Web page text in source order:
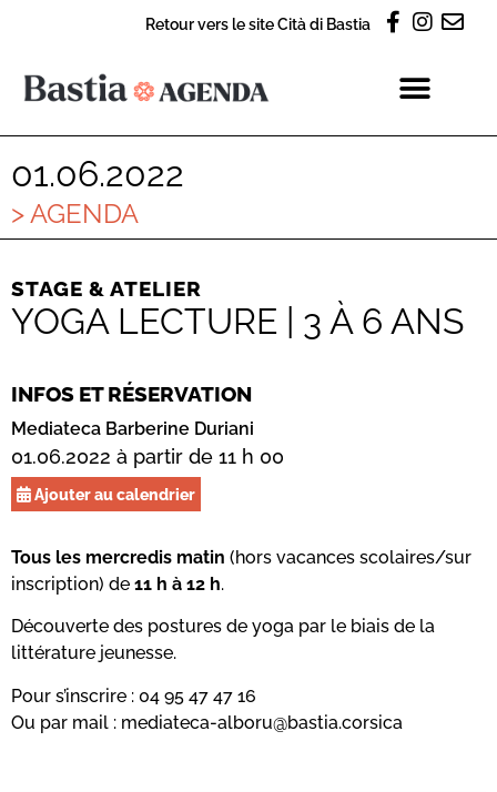
Retour vers le site Cità di Bastia
01.06.2022
> AGENDA
STAGE & ATELIER
YOGA LECTURE | 3 À 6 ANS
INFOS ET RÉSERVATION
Mediateca Barberine Duriani
01.06.2022 à partir de 11 h 00
Ajouter au calendrier
Tous les mercredis matin (hors vacances scolaires/sur
inscription) de 11 h à 12 h.
Découverte des postures de yoga par le biais de la
littérature jeunesse.
Pour s’inscrire : 04 95 47 47 16
Ou par mail : mediateca-alboru@bastia.corsica